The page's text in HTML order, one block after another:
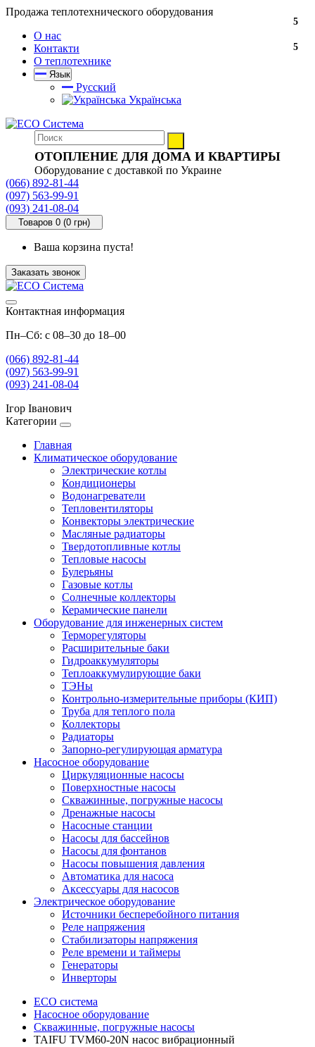
Продажа теплотехнического оборудования
О нас
Контакти
О теплотехнике
Язык
Русский
Українська
ОТОПЛЕНИЕ ДЛЯ ДОМА И КВАРТИРЫ
Оборудование с доставкой по Украине
(066) 892-81-44
(097) 563-99-91
(093) 241-08-04
Товаров 0 (0 грн)
Ваша корзина пуста!
Заказать звонок
Контактная информация
Пн–Сб: с 08–30 до 18–00
(066) 892-81-44
(097) 563-99-91
(093) 241-08-04
Ігор Іванович
Категории
Главная
Климатическое оборудование
Электрические котлы
Кондиционеры
Водонагреватели
Тепловентиляторы
Конвекторы электрические
Масляные радиаторы
Твердотопливные котлы
Тепловые насосы
Булерьяны
Газовые котлы
Солнечные коллекторы
Керамические панели
Оборудование для инженерных систем
Терморегуляторы
Расширительные баки
Гидроаккумуляторы
Теплоаккумулирующие баки
ТЭНы
Контрольно-измерительные приборы (КИП)
Труба для теплого пола
Коллекторы
Радиаторы
Запорно-регулирующая арматура
Насосное оборудование
Циркуляционные насосы
Поверхностные насосы
Скважинные, погружные насосы
Дренажные насосы
Насосные станции
Насосы для бассейнов
Насосы для фонтанов
Насосы повышения давления
Автоматика для насоса
Аксессуары для насосов
Электрическое оборудование
Источники бесперебойного питания
Реле напряжения
Стабилизаторы напряжения
Реле времени и таймеры
Генераторы
Инверторы
ECO система
Насосное оборудование
Скважинные, погружные насосы
TAIFU TVM60-20N насос вибрационный
5
5